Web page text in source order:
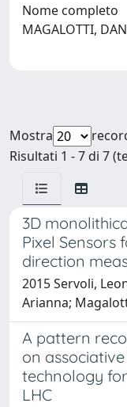
Nome completo
MAGALOTTI,
Mostra
Risultati 1 - 7 di 7
3D
Pixel Sensors
direction
2015 Servoli,
Arianna;
A pattern
on
technology
LHC